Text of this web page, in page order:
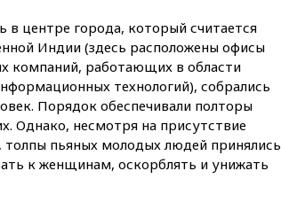
в центре города, который считается
Индии (здесь расположены офисы
компаний, работающих в области
технологий), собрались
Порядок обеспечивали полторы
Однако, несмотря на присутствие
толпы пьяных молодых людей принялись
к женщинам, оскорблять и унижать